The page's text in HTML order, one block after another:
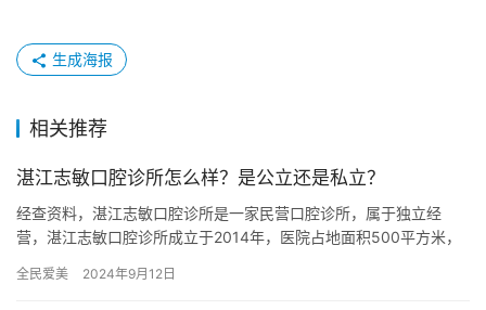
生成海报
相关推荐
湛江志敏口腔诊所怎么样？是公立还是私立？
经查资料，湛江志敏口腔诊所是一家民营口腔诊所，属于独立经
营，湛江志敏口腔诊所成立于2014年，医院占地面积500平方米，
正…
全民爱美 2024年9月12日